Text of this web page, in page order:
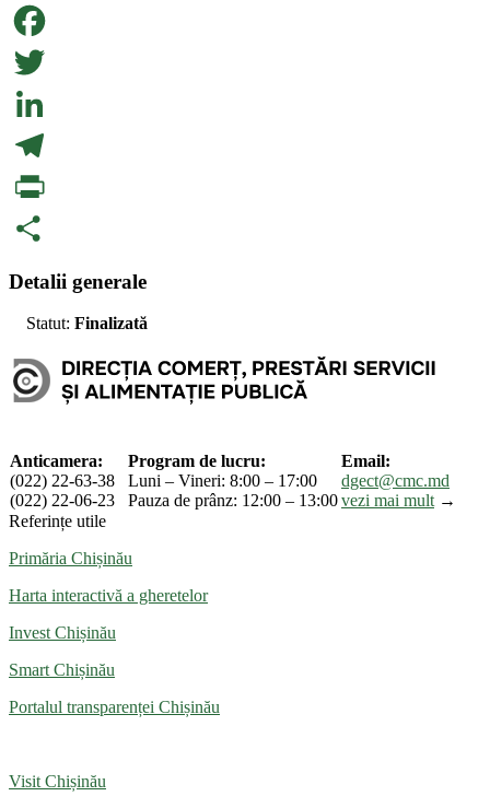
Facebook
Twitter
LinkedIn
Telegram
PrintFriendly
Partajează
Detalii generale
Statut: Finalizată
Anticamera:
(022) 22-63-38
(022) 22-06-23
Program de lucru:
Luni – Vineri: 8:00 – 17:00
Pauza de prânz: 12:00 – 13:00
Email:
dgect@cmc.md
vezi mai mult →
Referințe utile
Primăria Chișinău
Harta interactivă a gheretelor
Invest Chișinău
Smart Chișinău
Portalul transparenței Chișinău
Visit Chișinău